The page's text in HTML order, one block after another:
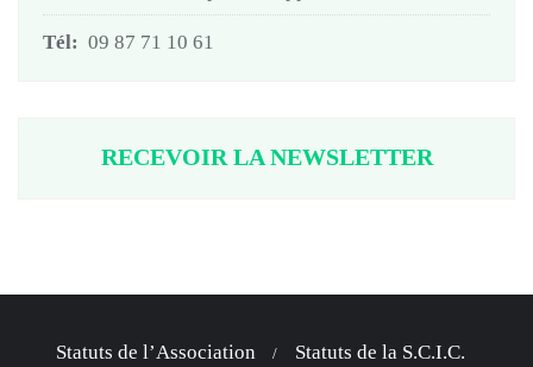
Tél: 09 87 71 10 61
RECEVOIR LA NEWSLETTER
Statuts de l’Association Statuts de la S.C.I.C.